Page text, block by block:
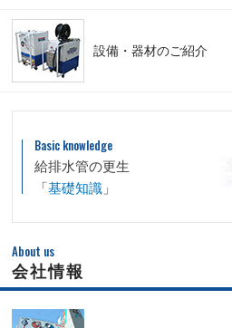
設備・器材のご紹介
Basic knowledge
給排水管の更生
「基礎知識 」
About us
会社情報